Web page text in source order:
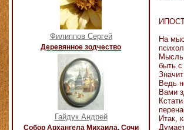
Филиппов Сергей
Деревянное зодчество
Гайдук Андрей
Собор Архангела Михаила, Сочи
На
Мысль
быть
Ведь
Вами
Итак,